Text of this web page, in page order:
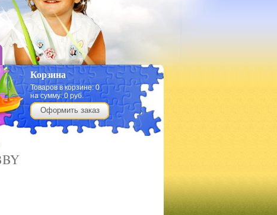
Корзина
Товаров в корзине:0
на сумму:0 руб.
Оформить заказ